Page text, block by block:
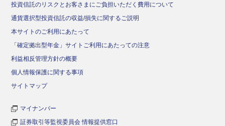
投資信託のリスクとお客さまにご負担いただく費用について
通貨選択型投資信託の収益/損失に関するご説明
本サイトのご利用にあたって
「確定拠出型年金」サイトご利用にあたっての注意
利益相反管理方針の概要
個人情報保護に関する事項
サイトマップ
マイナンバー
証券取引等監視委員会 情報提供窓口